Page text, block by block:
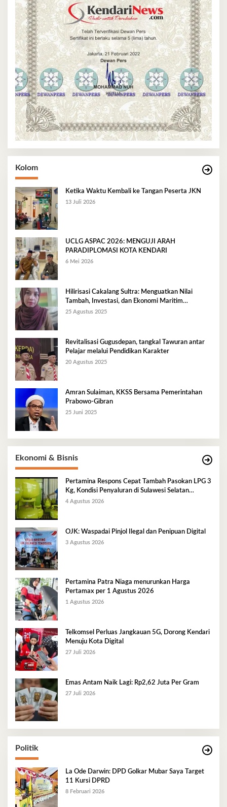
Kolom
Ketika Waktu Kembali ke Tangan Peserta JKN
13 Juli 2026
UCLG ASPAC 2026: MENGUJI ARAH
PARADIPLOMASI KOTA KENDARI
6 Mei 2026
Hilirisasi Cakalang Sultra: Menguatkan Nilai
Tambah, Investasi, dan Ekonomi Maritim
Berkelanjutan
25 Agustus 2025
Revitalisasi Gugusdepan, tangkal Tawuran antar
Pelajar melalui Pendidikan Karakter
20 Agustus 2025
Amran Sulaiman, KKSS Bersama Pemerintahan
Prabowo-Gibran
25 Juni 2025
Ekonomi & Bisnis
Pertamina Respons Cepat Tambah Pasokan LPG 3
Kg, Kondisi Penyaluran di Sulawesi Selatan
Berlangsung Kondusif
4 Agustus 2026
OJK: Waspadai Pinjol Ilegal dan Penipuan Digital
3 Agustus 2026
Pertamina Patra Niaga menurunkan Harga
Pertamax per 1 Agustus 2026
1 Agustus 2026
Telkomsel Perluas Jangkauan 5G, Dorong Kendari
Menuju Kota Digital
27 Juli 2026
Emas Antam Naik Lagi: Rp2,62 Juta Per Gram
27 Juli 2026
Politik
La Ode Darwin: DPD Golkar Mubar Saya Target
11 Kursi DPRD
8 Februari 2026